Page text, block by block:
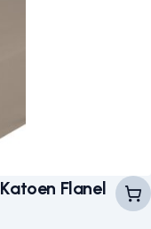
Flanel